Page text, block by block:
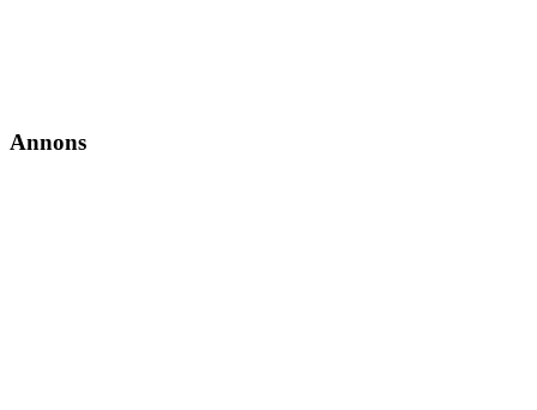
Annons